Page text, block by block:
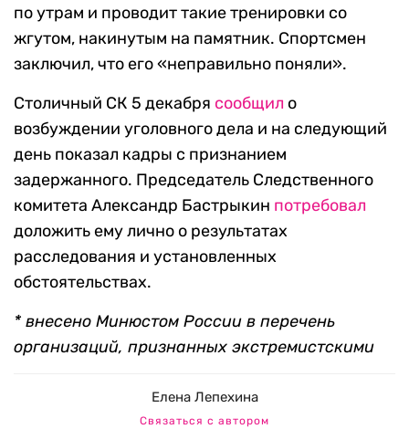
по утрам и проводит такие тренировки со
жгутом, накинутым на памятник. Спортсмен
заключил, что его «неправильно поняли».
Столичный СК 5 декабря сообщил о
возбуждении уголовного дела и на следующий
день показал кадры с признанием
задержанного. Председатель Следственного
комитета Александр Бастрыкин потребовал
доложить ему лично о результатах
расследования и установленных
обстоятельствах.
* внесено Минюстом России в перечень
организаций, признанных экстремистскими
Елена Лепехина
Связаться с автором